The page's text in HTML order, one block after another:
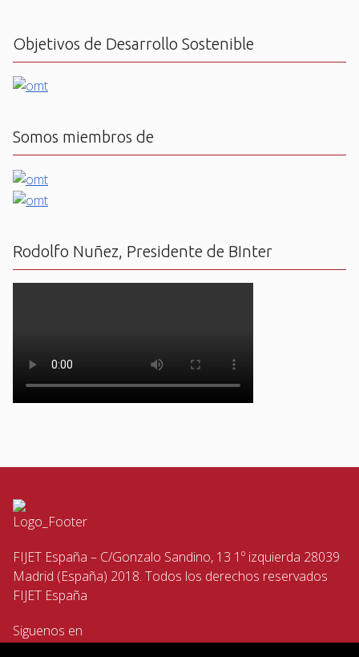
Objetivos de Desarrollo Sostenible
Somos miembros de
Rodolfo Nuñez, Presidente de BInter
FIJET España – C/Gonzalo Sandino, 13 1º izquierda 28039
Madrid (España) 2018. Todos los derechos reservados
FIJET España
Siguenos en